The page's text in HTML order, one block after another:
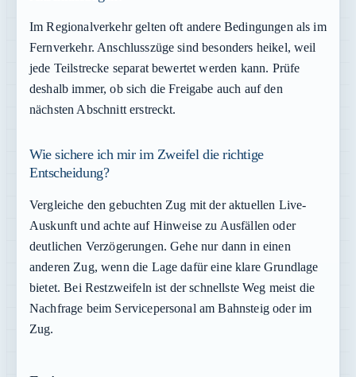
Im Regionalverkehr gelten oft andere Bedingungen als im
Fernverkehr. Anschlusszüge sind besonders heikel, weil
jede Teilstrecke separat bewertet werden kann. Prüfe
deshalb immer, ob sich die Freigabe auch auf den
nächsten Abschnitt erstreckt.
Wie sichere ich mir im Zweifel die richtige
Entscheidung?
Vergleiche den gebuchten Zug mit der aktuellen Live-
Auskunft und achte auf Hinweise zu Ausfällen oder
deutlichen Verzögerungen. Gehe nur dann in einen
anderen Zug, wenn die Lage dafür eine klare Grundlage
bietet. Bei Restzweifeln ist der schnellste Weg meist die
Nachfrage beim Servicepersonal am Bahnsteig oder im
Zug.